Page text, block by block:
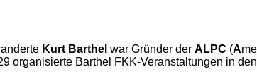
Kurt Barthel war Gründer der ALPC (A
organisierte Barthel FKK-Veranstaltungen in